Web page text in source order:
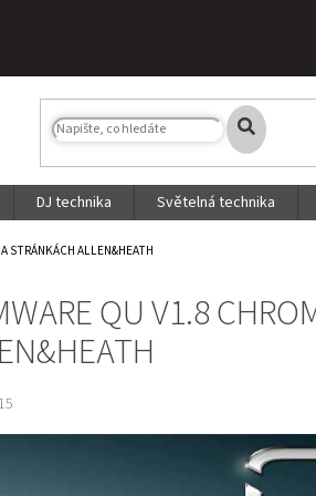
DJ technika Světelná technika
STRÁNKÁCH ALLEN&HEATH
QU V1.8